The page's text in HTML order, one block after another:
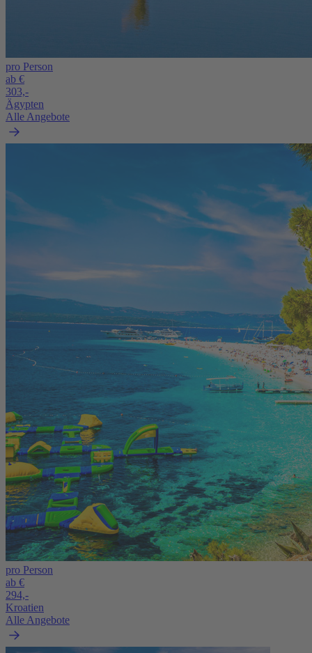
pro Person
ab €
303,-
Ägypten
Alle Angebote
pro Person
ab €
294,-
Kroatien
Alle Angebote